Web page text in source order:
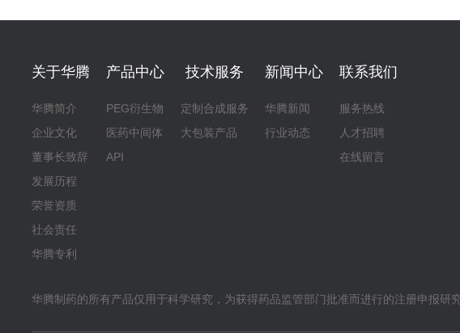
关于华腾
华腾简介
企业文化
董事长致辞
发展历程
荣誉资质
社会责任
华腾专利
产品中心
PEG衍生物
医药中间体
API
技术服务
定制合成服务
大包装产品
新闻中心
华腾新闻
行业动态
联系我们
服务热线
人才招聘
在线留言
华腾制药的所有产品仅用于科学研究，为获得药品监管部门批准而进行的注册申报